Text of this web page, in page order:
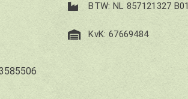
BTW: NL 857121327 B01
KvK: 67669484